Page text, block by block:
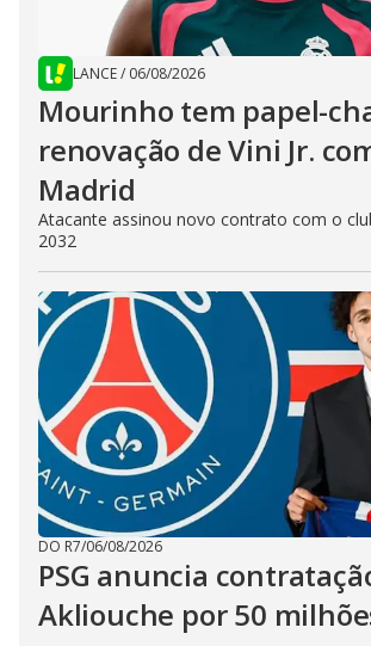
LANCE/ 06/08/2026
Mourinho tem papel-
renovação de Vini Jr.
Madrid
Atacante assinou novo contrato com o
2032
DO R7/06/08/2026
PSG anuncia
Akliouche por 50